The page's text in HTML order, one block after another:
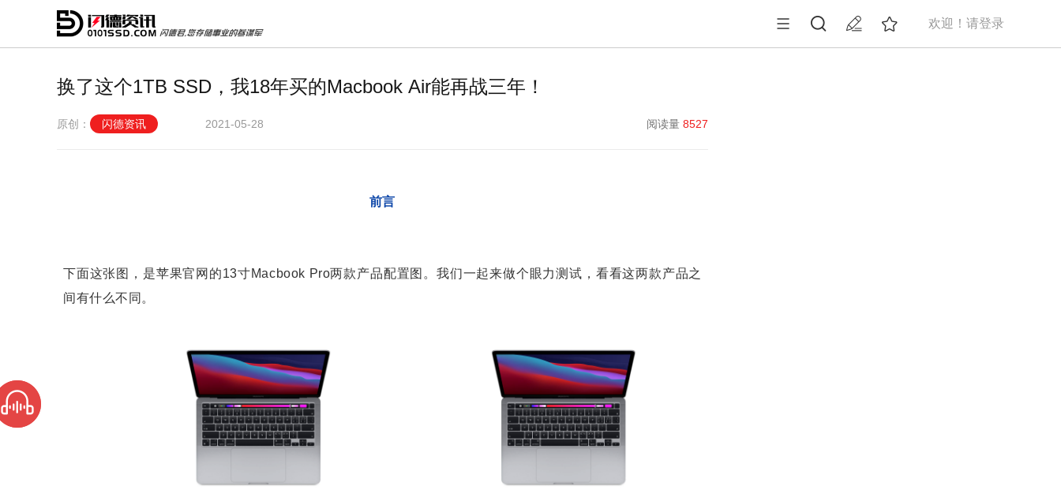
欢迎！请登录
换了这个1TB SSD，我18年买的Macbook Air能再战三年！
原创： 闪德资讯 2021-05-28 阅读量 8527
前言
下面这张图，是苹果官网的13寸Macbook Pro两款产品配置图。我们一起来做个眼力测试，看看这两款产品之
间有什么不同。